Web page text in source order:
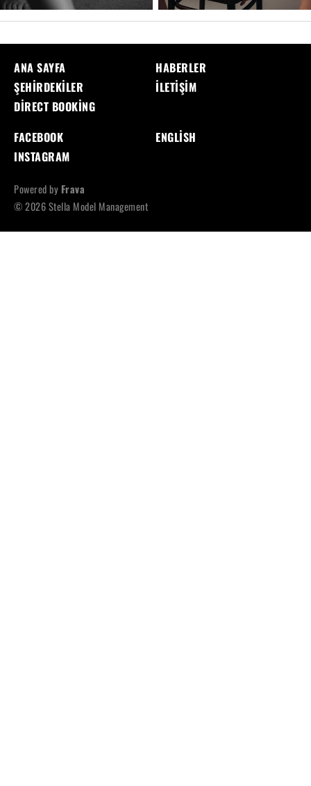
ANA SAYFA
ŞEHIRDEKILER
DIRECT BOOKING
HABERLER
İLETIŞIM
FACEBOOK
INSTAGRAM
ENGLISH
© 2026 Stella Model Management
Powered by Frava